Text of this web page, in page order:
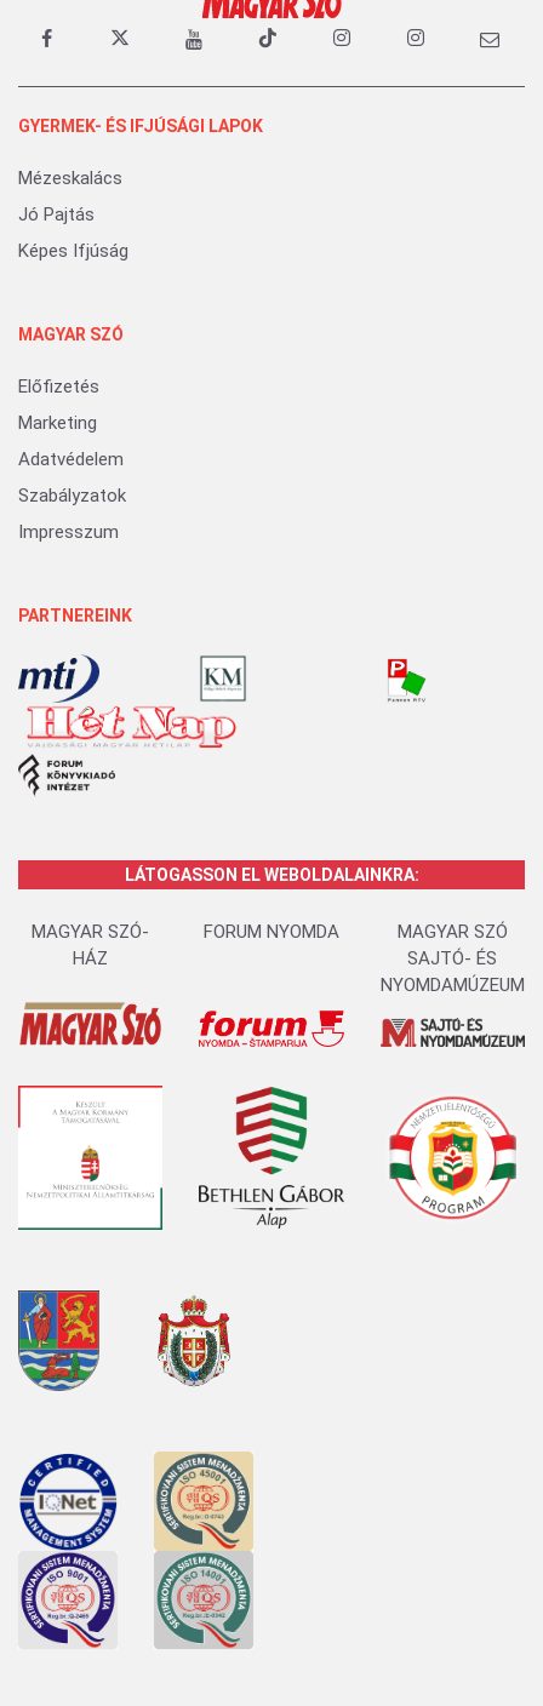
GYERMEK- ÉS IFJÚSÁGI LAPOK
Mézeskalács
Jó Pajtás
Képes Ifjúság
MAGYAR SZÓ
Előfizetés
Marketing
Adatvédelem
Szabályzatok
Impresszum
PARTNEREINK
LÁTOGASSON EL WEBOLDALAINKRA:
MAGYAR SZÓ-
HÁZ
FORUM NYOMDA
MAGYAR SZÓ
SAJTÓ- ÉS
NYOMDAMÚZEUM